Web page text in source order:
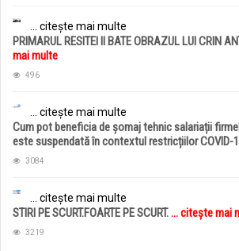
... citește mai multe
PRIMARUL RESITEI II BATE OBRAZUL LUI CRIN
mai multe
496
... citește mai multe
Cum pot beneficia de șomaj tehnic salariații
este suspendată în contextul restricțiilor COVID-
3084
... citește mai multe
STIRI PE SCURT.FOARTE PE SCURT.... citește mai
3219